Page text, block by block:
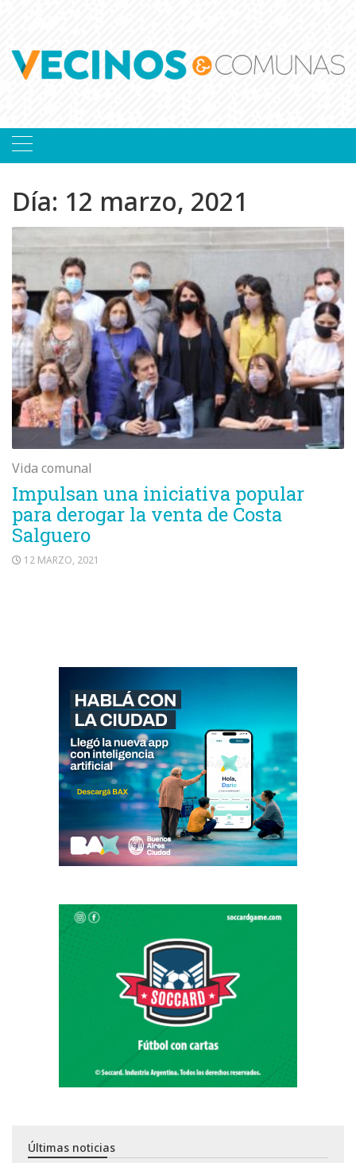
Día: 12 marzo, 2021
Vida comunal
Impulsan una iniciativa popular
para derogar la venta de Costa
Salguero
12 MARZO, 2021
Últimas noticias